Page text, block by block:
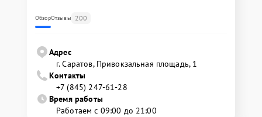
ОбзорОтзывы 200
Адрес
г. Саратов, Привокзальная площадь, 1
Контакты
+7 (845) 247-61-28
Время работы
Работаем с 09:00 до 21:00